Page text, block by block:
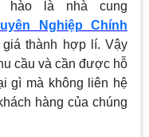
là nhà cung
Nghiệp Chính
thành hợp lí. Vậy
cầu và cần được hỗ
gì mà không liên hệ
hàng của chúng